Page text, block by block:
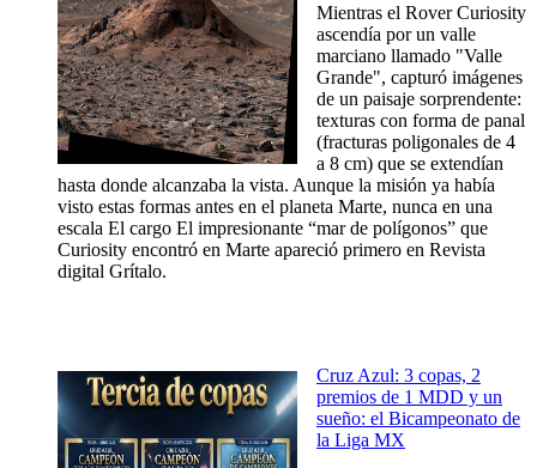
Mientras el Rover Curiosity
ascendía por un valle
marciano llamado "Valle
Grande", capturó imágenes
de un paisaje sorprendente:
texturas con forma de panal
(fracturas poligonales de 4
a 8 cm) que se extendían
hasta donde alcanzaba la vista. Aunque la misión ya había
visto estas formas antes en el planeta Marte, nunca en una
escala El cargo El impresionante “mar de polígonos” que
Curiosity encontró en Marte apareció primero en Revista
digital Grítalo.
Cruz Azul: 3 copas, 2
premios de 1 MDD y un
sueño: el Bicampeonato de
la Liga MX